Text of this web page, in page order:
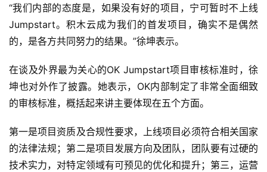
“我们内部的态度是，如果没有好的项目，宁可暂时不上线
Jumpstart。积木云成为我们的首发项目，确实不是偶然
的，是各方共同努力的结果。”徐坤表示。
在谈及外界最为关心的OK Jumpstart项目审核标准时，徐
坤也对外作了披露。她表示，OK内部制定了非常全面细致
的审核标准，概括起来讲主要体现在五个方面。
第一是项目资质及合规性要求，上线项目必须符合相关国家
的法律法规；第二是项目发展方向及团队，团队要有过硬的
技术实力，对特定领域有可预见的优化和提升；第三，运营